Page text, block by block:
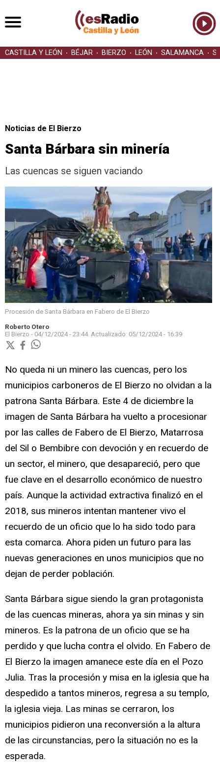
CASTILLA Y LEÓN BÉJAR BIERZO LEÓN SALAMANCA
Noticias de El Bierzo
Santa Bárbara sin minería
Las cuencas se siguen vaciando
Procesión de Santa Bárbara en Fabero de El Bierzo
Roberto Otero
El Bierzo - 04/12/2024 - 23:44. Actualizado: 05/12/2024 - 16:39
No queda ni un minero las cuencas, pero los
municipios carboneros de El Bierzo no olvidan a la
patrona Santa Bárbara. Este 4 de diciembre la
imagen de Santa Bárbara ha vuelto a procesionar
por las calles de Fabero de El Bierzo, Matarrosa
del Sil o Bembibre con devoción y en recuerdo de
un sector, el minero, que desapareció, pero que
fue clave en el desarrollo económico de nuestro
país. Aunque la actividad extractiva finalizó en el
2018, sus mineros intentan mantener vivo el
recuerdo de un oficio que lo ha sido todo para
esta comarca. Ahora piden un futuro para las
nuevas generaciones en unos municipios que no
dejan de perder población.
Santa Bárbara sigue siendo la gran protagonista
de las cuencas mineras, ahora ya sin minas y sin
mineros. Es la patrona de un oficio que se ha
perdido y que lucha contra el olvido. En Fabero de
El Bierzo la imagen amanece este día en el Pozo
Julia. Tras la procesión y misa en la iglesia que ha
despedido a tantos mineros, regresa a su templo,
la iglesia vieja. Las minas se cerraron, los
municipios pidieron una reconversión a la altura
de las circunstancias, pero la situación no es la
esperada.